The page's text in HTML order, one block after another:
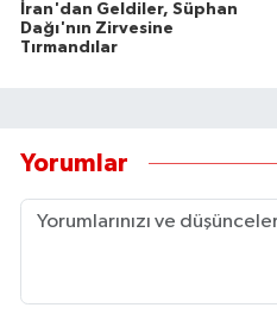
İran'dan Geldiler, Süphan
Dağı'nın Zirvesine
Tırmandılar
Yorumlar